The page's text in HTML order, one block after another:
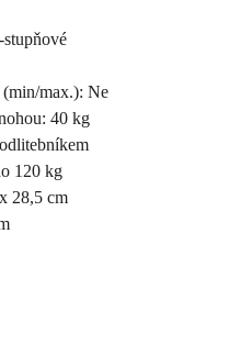
max.): Ne
40 kg
120 kg
28,5 cm